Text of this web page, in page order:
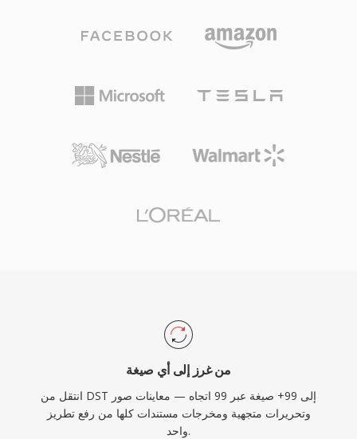
من غرز إلى أي صيغة
انتقل من DST إلى 99+ صيغة عبر 99 اتجاه — معاينات صور
وتحريرات متجهية ومخرجات مستندات كلها من رفع تطريز
واحد.